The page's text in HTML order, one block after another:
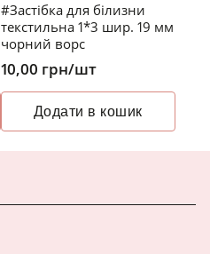
#Застібка для білизни
текстильна 1*3 шир. 19 мм
чорний ворс
10,00 грн/шт
Додати в кошик